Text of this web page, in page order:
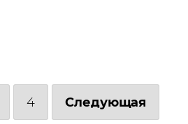
4 Следующая